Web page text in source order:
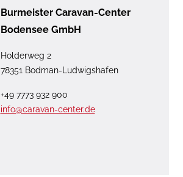
Burmeister Caravan-Center
Bodensee GmbH
Holderweg 2
78351 Bodman-Ludwigshafen
+49 7773 932 900
info@caravan-center.de